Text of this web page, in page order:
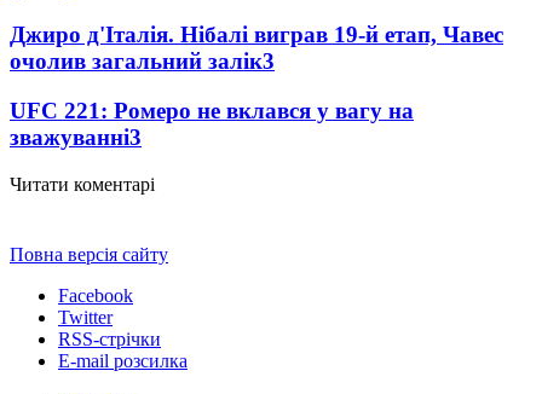
Джиро д'Італія. Нібалі виграв 19-й етап, Чавес
очолив загальний залік3
UFC 221: Ромеро не вклався у вагу на
зважуванні3
Читати коментарі
Повна версія сайту
Facebook
Twitter
RSS-стрічки
E-mail розсилка